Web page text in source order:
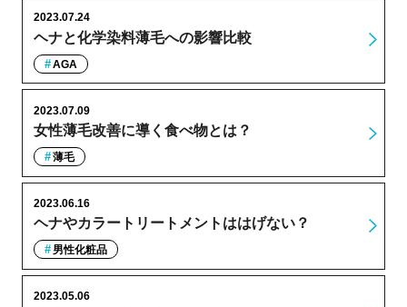
ヘナと化学染料薄毛への影響比較
2023.07.24
AGA
女性薄毛改善に導く食べ物とは？
2023.07.09
薄毛
ヘナやカラートリートメントははげない？
2023.06.16
男性化粧品
2023.05.06